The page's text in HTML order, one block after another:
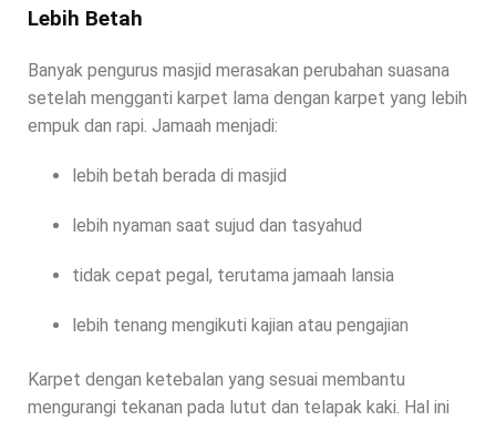
Lebih Betah
Banyak pengurus masjid merasakan perubahan suasana
setelah mengganti karpet lama dengan karpet yang lebih
empuk dan rapi. Jamaah menjadi:
lebih betah berada di masjid
lebih nyaman saat sujud dan tasyahud
tidak cepat pegal, terutama jamaah lansia
lebih tenang mengikuti kajian atau pengajian
Karpet dengan ketebalan yang sesuai membantu
mengurangi tekanan pada lutut dan telapak kaki. Hal ini